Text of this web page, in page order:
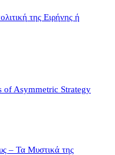
της Ειρήνης ή
of Asymmetric Strategy
– Τα Μυστικά της